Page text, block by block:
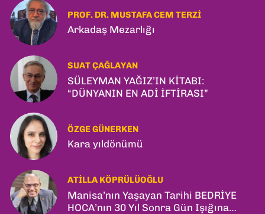
PROF. DR. MUSTAFA CEM TERZI
Arkadaş Mezarlığı
SUAT ÇAĞLAYAN
SÜLEYMAN YAĞIZ’IN KİTABI:
“DÜNYANIN EN ADİ İFTİRASI”
ÖZGE GÜNERKEN
Kara yıldönümü
ATILLA KÖPRÜLÜOĞLU
Manisa’nın Yaşayan Tarihi BEDRİYE
HOCA’nın 30 Yıl Sonra Gün Işığına